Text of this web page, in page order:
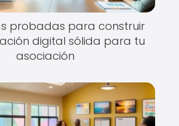
probadas para construir
digital sólida para tu
asociación